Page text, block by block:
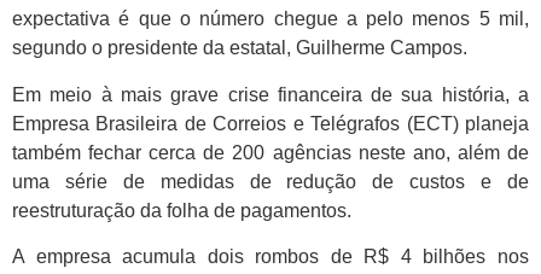
expectativa é que o número chegue a pelo menos 5 mil,
segundo o presidente da estatal, Guilherme Campos.
Em meio à mais grave crise financeira de sua história, a
Empresa Brasileira de Correios e Telégrafos (ECT) planeja
também fechar cerca de 200 agências neste ano, além de
uma série de medidas de redução de custos e de
reestruturação da folha de pagamentos.
A empresa acumula dois rombos de R$ 4 bilhões nos